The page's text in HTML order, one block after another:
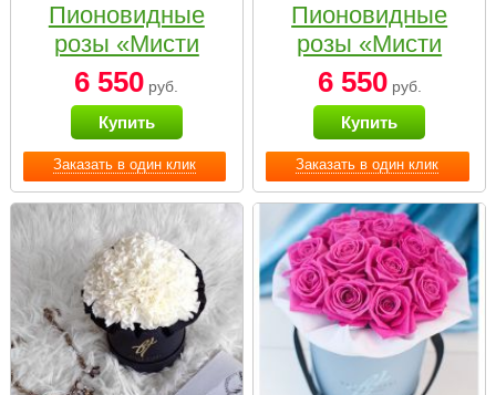
Заказать в один клик
Пионовидные
розы «Мисти
бабблс» в белой
коробке Small
6 550 руб.
Купить
Заказать в один клик
Пионовидные
розы «Мисти
бабблс» в
черной коробке
Small
6 550руб.
Купить